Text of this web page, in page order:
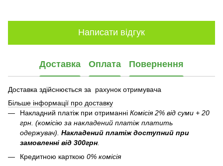
Написати відгук
Доставка Оплата Повернення
Доставка здійснюється за рахунок отримувача
Більше інформації про доставку
Накладний платіж при отриманні Комісія 2% від суми + 20
грн. (комісію за накладений платіж платить
одержувач). Накладений платіж доступний при
замовленні від 300грн
Кредитною карткою 0% комісія